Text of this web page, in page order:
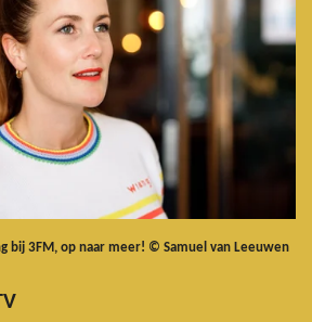
bij 3FM, op naar meer! © Samuel van Leeuwen